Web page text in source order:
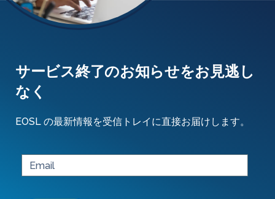
サービス終了のお知らせをお見逃し
なく
EOSL の最新情報を受信トレイに直接お届けします。